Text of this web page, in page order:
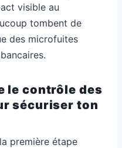
visible au
tombent de
des microfuites
le contrôle des
sécuriser ton
première étape